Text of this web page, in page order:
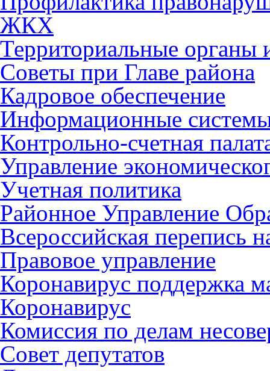
ЖКХ
Территориальные органы
Советы при Главе района
Кадровое обеспечение
Информационные
Контрольно-счетная
Управление
Учетная политика
Районное Управление
Всероссийская перепись
Правовое управление
Коронавирус поддержка
Коронавирус
Комиссия по делам
Совет депутатов